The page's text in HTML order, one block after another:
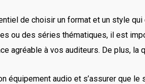
de choisir un format et un style
ou des séries thématiques, il est
agréable à vos auditeurs. De plus, la
équipement audio et s’assurer que